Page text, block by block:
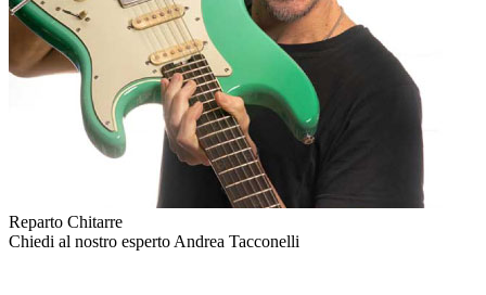
Reparto Chitarre
Chiedi al nostro espertoAndrea Tacconelli